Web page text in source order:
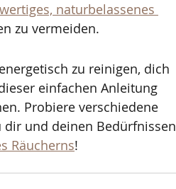
naturbelassenes
zu vermeiden.
zu reinigen, dich
einfachen Anleitung
Probiere verschiedene
dir und deinen Bedürfnissen
Räucherns!